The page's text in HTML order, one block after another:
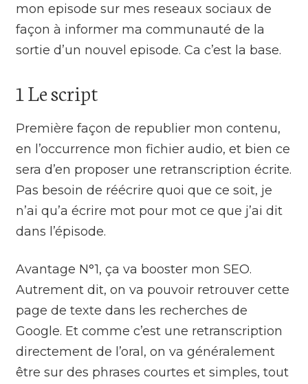
mon episode sur mes reseaux sociaux de
façon à informer ma communauté de la
sortie d’un nouvel episode. Ca c’est la base.
1 Le script
Première façon de republier mon contenu,
en l’occurrence mon fichier audio, et bien ce
sera d’en proposer une retranscription écrite.
Pas besoin de réécrire quoi que ce soit, je
n’ai qu’a écrire mot pour mot ce que j’ai dit
dans l’épisode.
Avantage N°1, ça va booster mon SEO.
Autrement dit, on va pouvoir retrouver cette
page de texte dans les recherches de
Google. Et comme c’est une retranscription
directement de l’oral, on va généralement
être sur des phrases courtes et simples, tout